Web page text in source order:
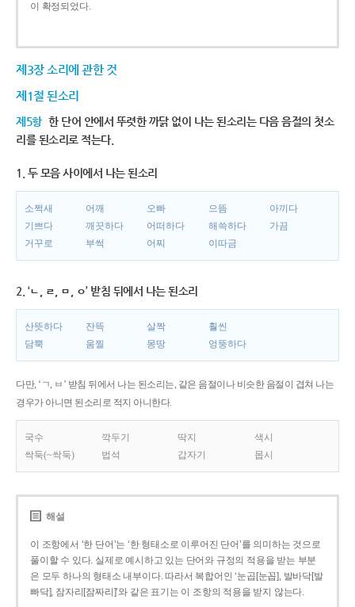
이 확정되었다.
제3장 소리에 관한 것
제1절 된소리
제5항 한 단어 안에서 뚜렷한 까닭 없이 나는 된소리는 다음 음절의 첫소
리를 된소리로 적는다.
1. 두 모음 사이에서 나는 된소리
소쩍새 어깨 오빠 으뜸
아끼다
기쁘다
깨끗하다 어떠하다 해쓱하다
가끔
거꾸로
부썩 어찌 이따금
2. ‘ㄴ, ㄹ, ㅁ, ㅇ’ 받침 뒤에서 나는 된소리
산뜻하다 잔뜩 살짝
훨씬
담뿍
움찔 몽땅 엉뚱하다
다만, ‘ㄱ, ㅂ’ 받침 뒤에서 나는 된소리는, 같은 음절이나 비슷한 음절이 겹쳐 나는
경우가 아니면 된소리로 적지 아니한다.
국수 깍두기 딱지
색시
싹둑(~싹둑)
법석 갑자기 몹시
해설
이 조항에서 ‘한 단어’는 ‘한 형태소로 이루어진 단어’를 의미하는 것으로
풀이할 수 있다. 실제로 예시하고 있는 단어와 규정의 적용을 받는 부분
은 모두 하나의 형태소 내부이다. 따라서 복합어인 ‘눈곱[눈꼽], 발바닥[발
빠닥], 잠자리[잠짜리]’와 같은 표기는 이 조항의 적용을 받지 않는다.